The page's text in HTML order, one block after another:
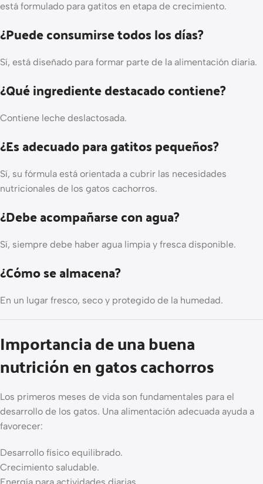
está formulado para gatitos en etapa de crecimiento.
¿Puede consumirse todos los días?
Sí, está diseñado para formar parte de la alimentación diaria.
¿Qué ingrediente destacado contiene?
Contiene leche deslactosada.
¿Es adecuado para gatitos pequeños?
Sí, su fórmula está orientada a cubrir las necesidades
nutricionales de los gatos cachorros.
¿Debe acompañarse con agua?
Sí, siempre debe haber agua limpia y fresca disponible.
¿Cómo se almacena?
En un lugar fresco, seco y protegido de la humedad.
Importancia de una buena
nutrición en gatos cachorros
Los primeros meses de vida son fundamentales para el
desarrollo de los gatos. Una alimentación adecuada ayuda a
favorecer:
Desarrollo físico equilibrado.
Crecimiento saludable.